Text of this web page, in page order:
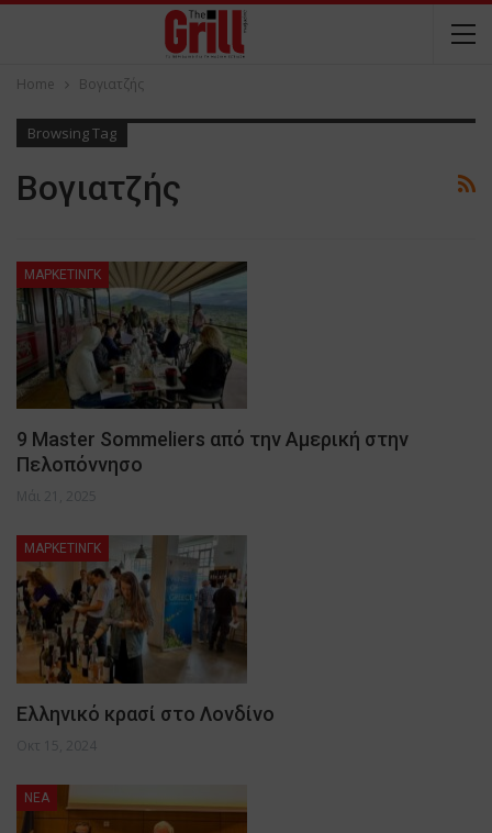
Home Βογιατζής
Browsing Tag
Βογιατζής
ΜΑΡΚΕΤΙΝΓΚ
9 Master Sommeliers από την Αμερική στην
Πελοπόννησο
Μάι 21, 2025
ΜΑΡΚΕΤΙΝΓΚ
Ελληνικό κρασί στο Λονδίνο
Οκτ 15, 2024
NEA